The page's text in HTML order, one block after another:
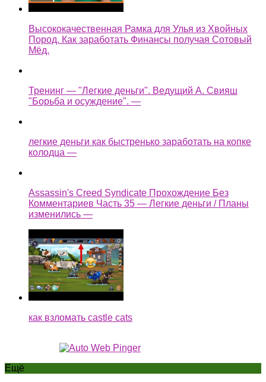
Высококачественная Рамка для Улья из Хвойных
Пород. Как заработать Финансы получая Сотовый
Мёд.
Тренинг — "Легкие деньги". Ведущий А. Свияш
"Борьба и осуждение". —
легкие деньги как быстренько заработать на копке
колодца —
Assassin's Creed Syndicate Прохождение Без
Комментариев Часть 35 — Легкие деньги / Планы
изменились —
как взломать castle cats
Ещё